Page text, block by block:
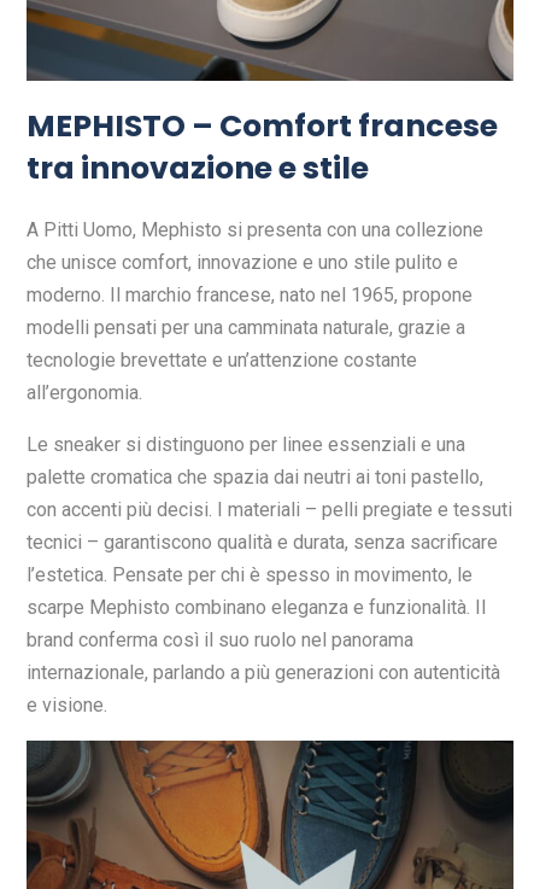
MEPHISTO – Comfort francese
tra innovazione e stile
A Pitti Uomo, Mephisto si presenta con una collezione
che unisce comfort, innovazione e uno stile pulito e
moderno. Il marchio francese, nato nel 1965, propone
modelli pensati per una camminata naturale, grazie a
tecnologie brevettate e un’attenzione costante
all’ergonomia.
Le sneaker si distinguono per linee essenziali e una
palette cromatica che spazia dai neutri ai toni pastello,
con accenti più decisi. I materiali – pelli pregiate e tessuti
tecnici – garantiscono qualità e durata, senza sacrificare
l’estetica. Pensate per chi è spesso in movimento, le
scarpe Mephisto combinano eleganza e funzionalità. Il
brand conferma così il suo ruolo nel panorama
internazionale, parlando a più generazioni con autenticità
e visione.